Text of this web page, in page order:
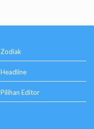
Zodiak
Headline
Pilihan Editor